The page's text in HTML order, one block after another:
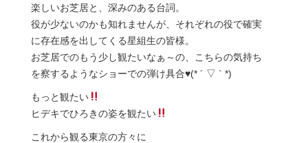
楽しいお芝居と、深みのある台詞。
役が少ないのかも知れませんが、それぞれの役で確実
に存在感を出してくる星組生の皆様。
お芝居でのもう少し観たいなぁ～の、こちらの気持ち
を察するようなショーでの弾け具合♥(* ´ ▽ ` *)
もっと観たい
ヒデキでひろきの姿を観たい
これから観る東京の方々に